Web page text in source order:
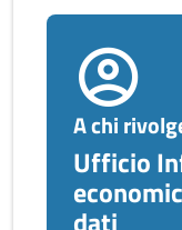
A chi
Ufficio